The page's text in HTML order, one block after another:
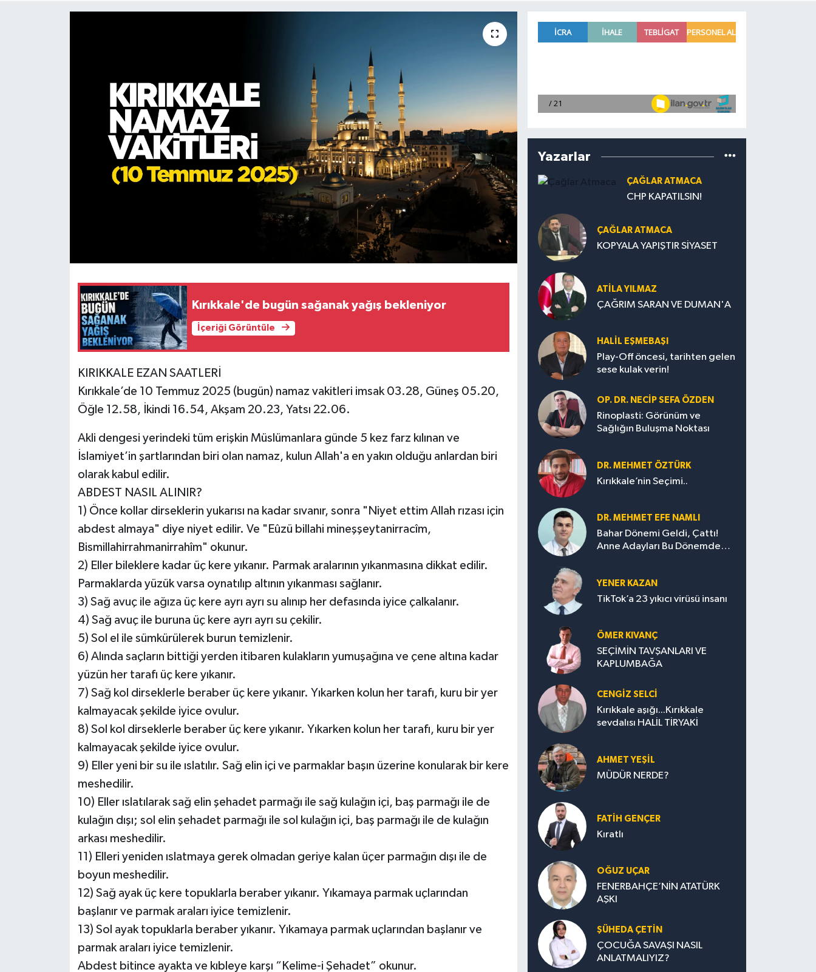
Kırıkkale'de bugün sağanak yağış bekleniyor
İçeriği Görüntüle
KIRIKKALE EZAN SAATLERİ
Kırıkkale’de 10 Temmuz 2025 (bugün) namaz vakitleri imsak 03.28, Güneş 05.20,
Öğle 12.58, İkindi 16.54, Akşam 20.23, Yatsı 22.06.
Akli dengesi yerindeki tüm erişkin Müslümanlara günde 5 kez farz kılınan ve
İslamiyet’in şartlarından biri olan namaz, kulun Allah'a en yakın olduğu anlardan biri
olarak kabul edilir.
ABDEST NASIL ALINIR?
1) Önce kollar dirseklerin yukarısı na kadar sıvanır, sonra "Niyet ettim Allah rızası için
abdest almaya" diye niyet edilir. Ve "Eûzü billahi mineşşeytanirracîm,
Bismillahirrahmanirrahîm" okunur.
2) Eller bileklere kadar üç kere yıkanır. Parmak aralarının yıkanmasına dikkat edilir.
Parmaklarda yüzük varsa oynatılıp altının yıkanması sağlanır.
3) Sağ avuç ile ağıza üç kere ayrı ayrı su alınıp her defasında iyice çalkalanır.
4) Sağ avuç ile buruna üç kere ayrı ayrı su çekilir.
5) Sol el ile sümkürülerek burun temizlenir.
6) Alında saçların bittiği yerden itibaren kulakların yumuşağına ve çene altına kadar
yüzün her tarafı üç kere yıkanır.
7) Sağ kol dirseklerle beraber üç kere yıkanır. Yıkarken kolun her tarafı, kuru bir yer
kalmayacak şekilde iyice ovulur.
8) Sol kol dirseklerle beraber üç kere yıkanır. Yıkarken kolun her tarafı, kuru bir yer
kalmayacak şekilde iyice ovulur.
9) Eller yeni bir su ile ıslatılır. Sağ elin içi ve parmaklar başın üzerine konularak bir kere
meshedilir.
10) Eller ıslatılarak sağ elin şehadet parmağı ile sağ kulağın içi, baş parmağı ile de
kulağın dışı; sol elin şehadet parmağı ile sol kulağın içi, baş parmağı ile de kulağın
arkası meshedilir.
11) Elleri yeniden ıslatmaya gerek olmadan geriye kalan üçer parmağın dışı ile de
boyun meshedilir.
12) Sağ ayak üç kere topuklarla beraber yıkanır. Yıkamaya parmak uçlarından
başlanır ve parmak araları iyice temizlenir.
13) Sol ayak topuklarla beraber yıkanır. Yıkamaya parmak uçlarından başlanır ve
parmak araları iyice temizlenir.
Abdest bitince ayakta ve kıbleye karşı “Kelime-i Şehadet” okunur.
Yazarlar
ÇAĞLAR ATMACA
CHP KAPATILSIN!
ÇAĞLAR ATMACA
KOPYALA YAPIŞTIR SİYASET
ATILA YILMAZ
ÇAĞRIM SARAN VE DUMAN'A
HALIL EŞMEBAŞI
Play-Off öncesi, tarihten gelen
sese kulak verin!
OP. DR. NECIP SEFA ÖZDEN
Rinoplasti: Görünüm ve
Sağlığın Buluşma Noktası
DR. MEHMET ÖZTÜRK
Kırıkkale’nin Seçimi..
DR. MEHMET EFE NAMLI
Bahar Dönemi Geldi, Çattı!
Anne Adayları Bu Dönemde
YENER KAZAN
TikTok’a 23 yıkıcı virüsü insanı
ÖMER KIVANÇ
SEÇİMİN TAVŞANLARI VE
KAPLUMBAĞA
CENGİZ SELCİ
Kırıkkale aşığı...Kırıkkale
sevdalısı HALİL TİRYAKİ
AHMET YEŞİL
MÜDÜR NERDE?
FATIH GENÇER
Kıratlı
OĞUZ UÇAR
FENERBAHÇE’NİN ATATÜRK
AŞKI
ŞÜHEDA ÇETİN
ÇOCUĞA SAVAŞI NASIL
ANLATMALIYIZ?